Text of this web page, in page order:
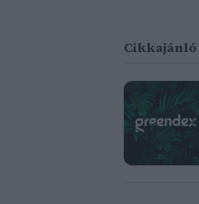
Cikkajánló